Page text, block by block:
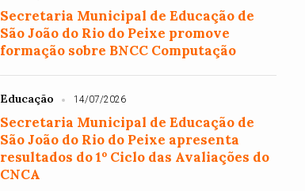
Secretaria Municipal de Educação de
São João do Rio do Peixe promove
formação sobre BNCC Computação
Educação 14/07/2026
Secretaria Municipal de Educação de
São João do Rio do Peixe apresenta
resultados do 1º Ciclo das Avaliações do
CNCA